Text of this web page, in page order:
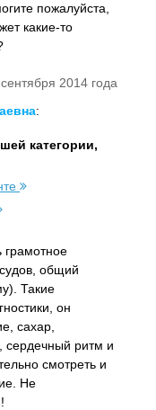
пожалуйста,
какие-то
2014 года
:
категории,
общий
Такие
он
сахар,
сердечный ритм и
смотреть и
Не